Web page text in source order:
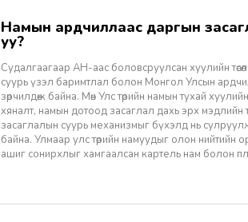
Намын ардчиллаас даргын засаглал: Эрх зүйн шинэчлэлээс ухрах
уу?
Судалгаагаар АН-аас боловсруулсан хуулийн
суурь үзэл баримтлал болон Монгол Улсын
зөрчилдөж байна. Мөн Улс төрийн намын тухай
хяналт, намын дотоод засаглал дахь эрх мэдлийн
засаглалын суурь механизмыг бүхэлд нь
байна. Улмаар улс төрийн намуудыг олон
ашиг сонирхлыг хамгаалсан картель нам болон